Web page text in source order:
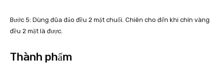
Bước 5: Dùng đũa đảo đều 2 mặt chuối. Chiên cho đến khi chín vàng
đều 2 mặt là được.
Thành phẩm